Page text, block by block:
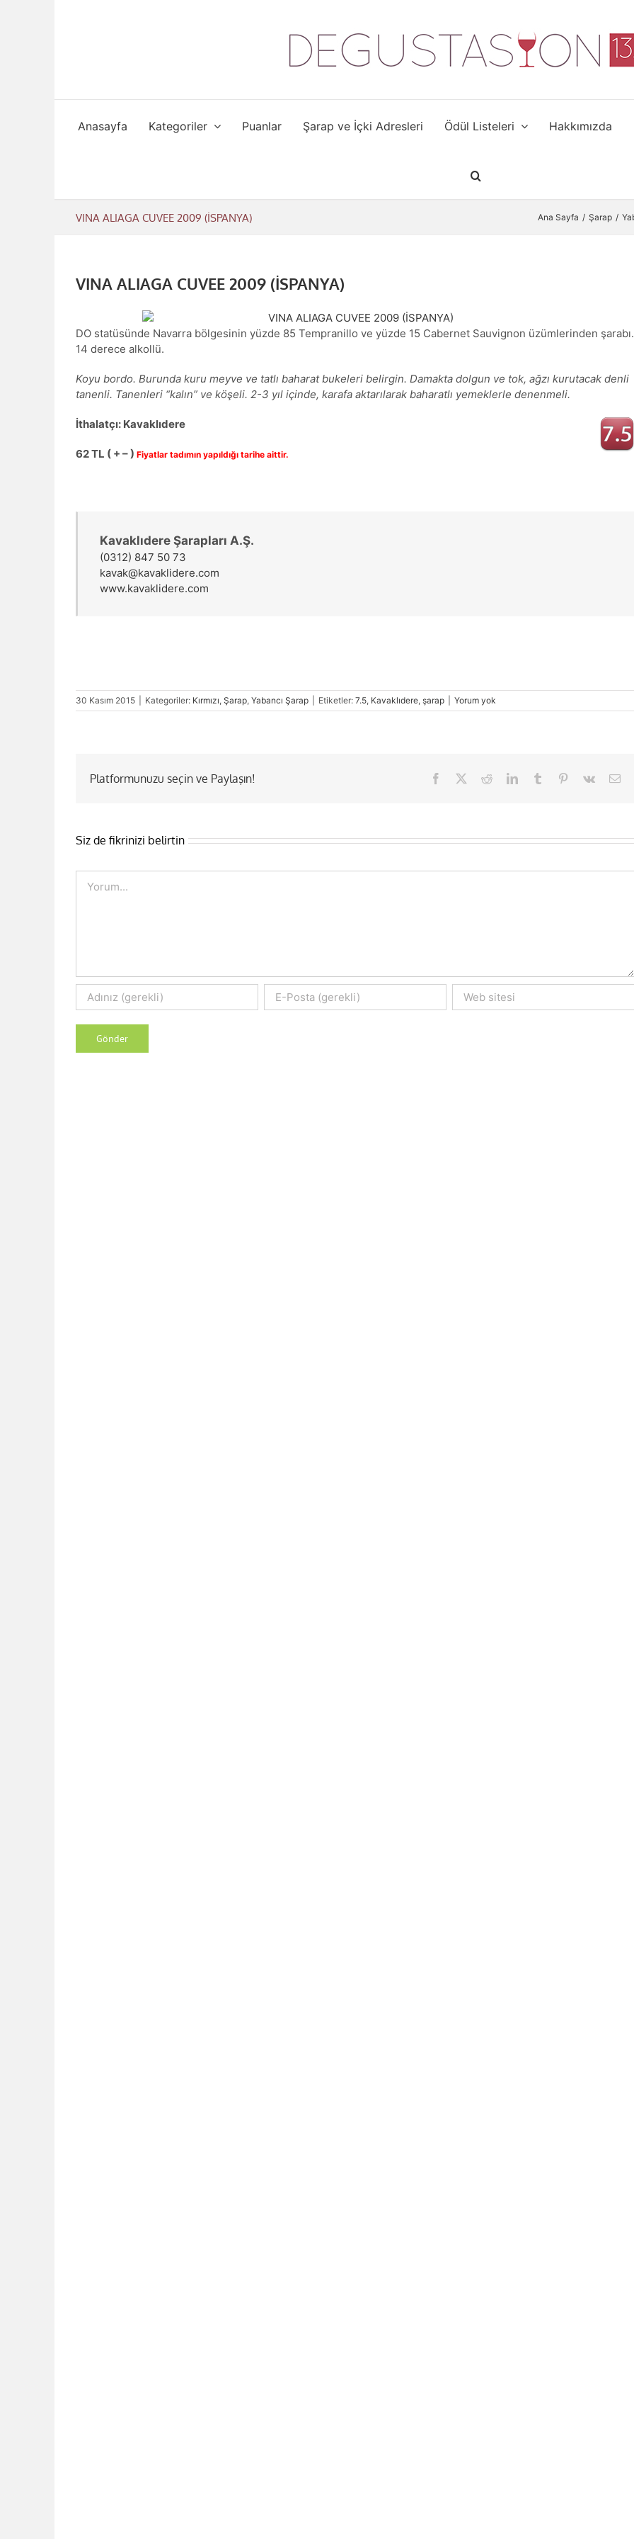
Anasayfa Kategoriler Puanlar Şarap ve İçki Adresleri Ödül Listeleri Hakkımızda
VINA ALIAGA CUVEE 2009 (İSPANYA) Ana Sayfa Şarap
VINA ALIAGA CUVEE 2009 (İSPANYA)
DO statüsünde Navarra bölgesinin yüzde 85 Tempranillo ve yüzde 15 Cabernet Sauvignon üzümlerinden şarabı.
14 derece alkollü.
Koyu bordo. Burunda kuru meyve ve tatlı baharat bukeleri belirgin. Damakta dolgun ve tok, ağzı kurutacak denli
tanenli. Tanenleri “kalın” ve köşeli. 2-3 yıl içinde, karafa aktarılarak baharatlı yemeklerle denenmeli.
İthalatçı: Kavaklıdere
62 TL ( + – ) Fiyatlar tadımın yapıldığı tarihe aittir.
Kavaklıdere Şarapları A.Ş.
(0312) 847 50 73
kavak@kavaklidere.com
www.kavaklidere.com
30 Kasım 2015 Kategoriler: Kırmızı, Şarap, Yabancı Şarap Etiketler: 7.5, Kavaklıdere, şarap Yorum yok
Platformunuzu seçin ve Paylaşın! Facebook RedditLinkedInTumblr Pinterest
Vk
E-
Siz de fikrinizi belirtin